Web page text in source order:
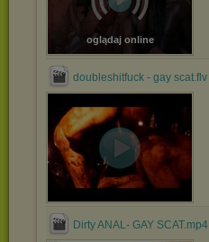
oglądaj online
doubleshitfuck - gay scat.flv
Dirty ANAL- GAY SCAT.mp4